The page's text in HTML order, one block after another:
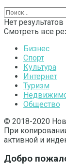
Нет результатов
Смотреть все
Бизнес
Спорт
Культура
Интернет
Туризм
Общество
© 2018-2020
При
активной и
Добро